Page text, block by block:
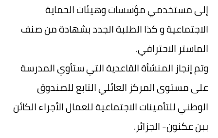
إلى مستخدمي مؤسسات وهيئات الحماية
الاجتماعية و كذا الطلبة الجدد بشهادة من صنف
الماستر الاحترافي.
وتم إنجاز المنشأة القاعدية التي ستأوي المدرسة
على مستوى المركز العائلي التابع للصندوق
الوطني للتأمينات الاجتماعية للعمال الأجراء الكائن
ببن عكنون- الجزائر.